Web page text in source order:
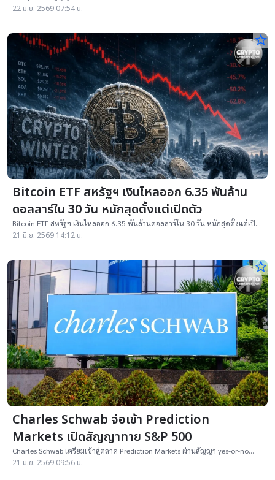
สถาบันเริ่มเปิดรับสินทรัพย์ดิจิทัล
22 มิ.ย. 2569 07:54 น.
star_border
Bitcoin ETF สหรัฐฯ เงินไหลออก 6.35 พันล้าน
ดอลลาร์ใน 30 วัน หนักสุดตั้งแต่เปิดตัว
Bitcoin ETF สหรัฐฯ เงินไหลออก 6.35 พันล้านดอลลาร์ใน 30 วัน หนักสุดตั้งแต่เปิด
ตัว ท่ามกลางตลาดคริปโทขาลง
21 มิ.ย. 2569 14:12 น.
star_border
Charles Schwab จ่อเข้า Prediction
Markets เปิดสัญญาทาย S&P 500
Charles Schwab เตรียมเข้าสู่ตลาด Prediction Markets ผ่านสัญญา yes-or-no
คาดการณ์ดัชนี S&P 500 ร่วมกับ Cboe
21 มิ.ย. 2569 09:56 น.